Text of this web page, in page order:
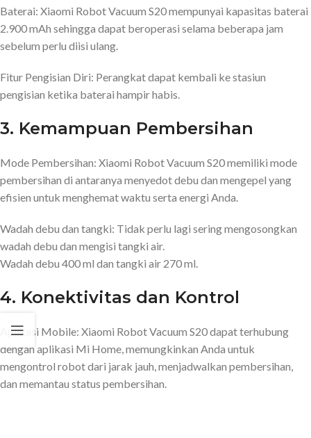
Baterai: Xiaomi Robot Vacuum S20 mempunyai kapasitas baterai
2.900 mAh sehingga dapat beroperasi selama beberapa jam
sebelum perlu diisi ulang.
Fitur Pengisian Diri: Perangkat dapat kembali ke stasiun
pengisian ketika baterai hampir habis.
3. Kemampuan Pembersihan
Mode Pembersihan: Xiaomi Robot Vacuum S20 memiliki mode
pembersihan di antaranya menyedot debu dan mengepel yang
efisien untuk menghemat waktu serta energi Anda.
Wadah debu dan tangki: Tidak perlu lagi sering mengosongkan
wadah debu dan mengisi tangki air.
Wadah debu 400 ml dan tangki air 270 ml.
4. Konektivitas dan Kontrol
Aplikasi Mobile: Xiaomi Robot Vacuum S20 dapat terhubung
dengan aplikasi Mi Home, memungkinkan Anda untuk
mengontrol robot dari jarak jauh, menjadwalkan pembersihan,
dan memantau status pembersihan.